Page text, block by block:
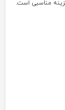
مناسبی است.